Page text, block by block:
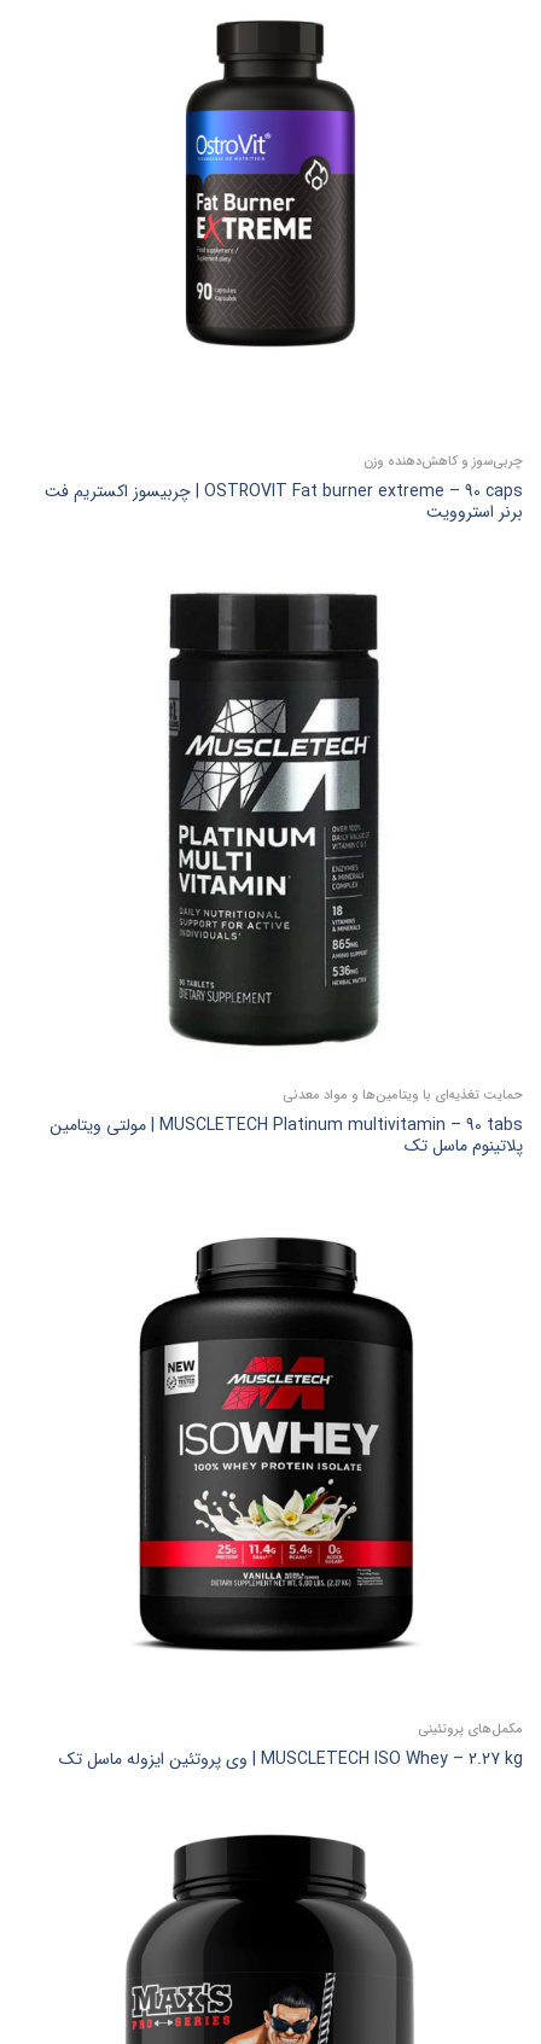
چربی‌سوز و کاهش‌دهنده وزن
OSTROVIT Fat burner extreme – 90 caps | چربیسوز اکستریم فت
برنر استروویت
حمایت تغذیه‌ای با ویتامین‌ها و مواد معدنی
MUSCLETECH Platinum multivitamin – 90 tabs | مولتی ویتامین
پلاتینوم ماسل تک
مکمل‌های پروتئینی
MUSCLETECH ISO Whey – 2.27 kg | وی پروتئین ایزوله ماسل تک